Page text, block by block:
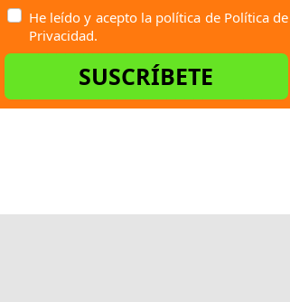
He leído y acepto la política de Política de
Privacidad.
SUSCRÍBETE